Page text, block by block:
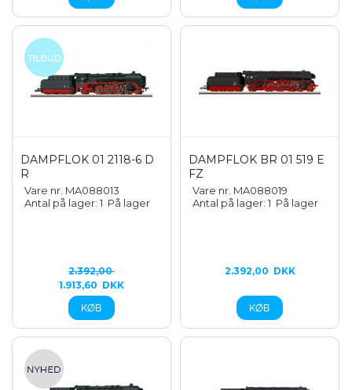
DAMPFLOK 01 2118-6 D
R
Vare nr. MA088013
Antal på lager: 1 På lager
2.392,00
1.913,60 DKK
DAMPFLOK BR 01 519 E
FZ
Vare nr. MA088019
Antal på lager: 1 På lager
2.392,00 DKK